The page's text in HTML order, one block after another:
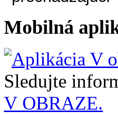
Mobilná
Sledujte
V OBRAZE.